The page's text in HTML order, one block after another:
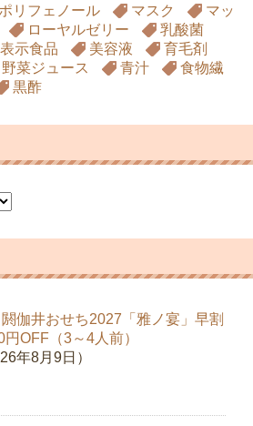
ポリフェノール マスク
マッ
ローヤルゼリー
乳酸菌
示食品 美容液
育毛剤
野菜ジュース 青汁
食物繊
黒酢
伽井おせち2027「雅ノ宴」早割
円OFF（3～4人前）
年8月9日）